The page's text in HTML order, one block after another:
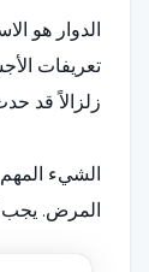
الدوار هو
تعريفات
زلزالاً قد
الشيء
المرض. يجب